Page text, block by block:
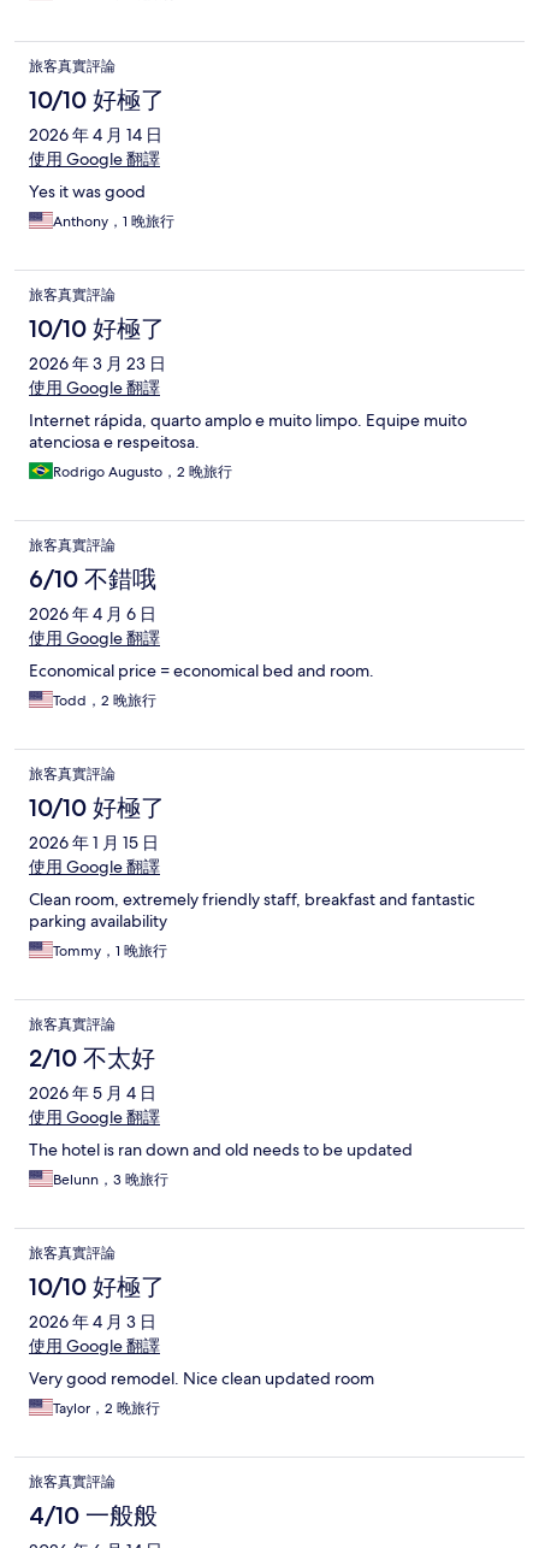
旅客真實評論
10/10 好極了
2026 年 4 月 14 日
使用 Google 翻譯
Yes it was good
Anthony，1 晚旅行
旅客真實評論
10/10 好極了
2026 年 3 月 23 日
使用 Google 翻譯
Internet rápida, quarto amplo e muito limpo. Equipe muito
atenciosa e respeitosa.
Rodrigo Augusto，2 晚旅行
旅客真實評論
6/10 不錯哦
2026 年 4 月 6 日
使用 Google 翻譯
Economical price = economical bed and room.
Todd，2 晚旅行
旅客真實評論
10/10 好極了
2026 年 1 月 15 日
使用 Google 翻譯
Clean room, extremely friendly staff, breakfast and fantastic
parking availability
Tommy，1 晚旅行
旅客真實評論
2/10 不太好
2026 年 5 月 4 日
使用 Google 翻譯
The hotel is ran down and old needs to be updated
Belunn，3 晚旅行
旅客真實評論
10/10 好極了
2026 年 4 月 3 日
使用 Google 翻譯
Very good remodel. Nice clean updated room
Taylor，2 晚旅行
旅客真實評論
4/10 一般般